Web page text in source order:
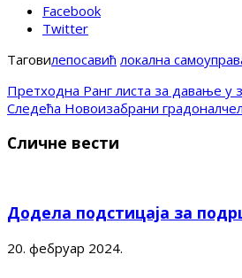
Facebook
Twitter
Таговилепосавић локална
Претходна Ранг листа за давање у
Следећа Новоизабрани
Сличне вести
Додела подстицаја за
20. фебруар 2024.